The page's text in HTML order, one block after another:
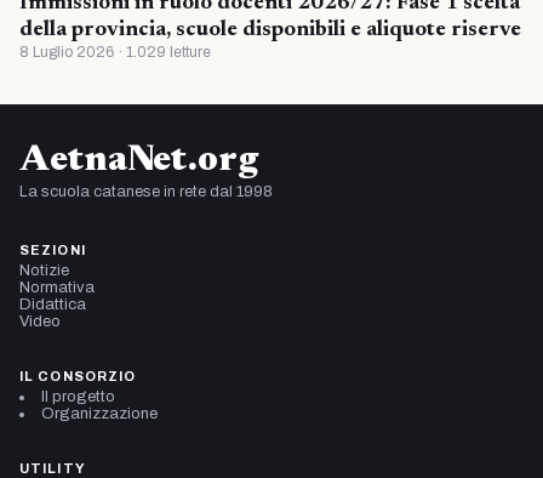
della provincia, scuole disponibili e aliquote riserve
8 Luglio 2026 · 1.029 letture
AetnaNet.org
La scuola catanese in rete dal 1998
SEZIONI
Notizie
Normativa
Didattica
Video
IL CONSORZIO
Il progetto
Organizzazione
UTILITY